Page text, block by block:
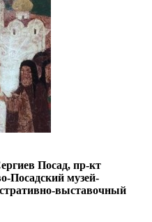
Посад, пр-кт
Посадский музей-
выставочный